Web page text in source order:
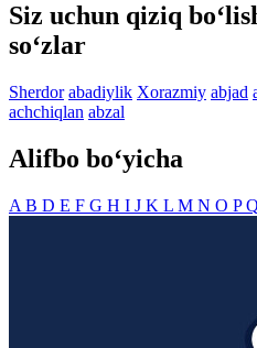
Siz uchun qiziq
so‘zlar
Sherdor abadiylik Xorazmiy abjad
achchiqlan abzal
Alifbo bo‘yicha
A B D E F G H I J K L M N O PQ